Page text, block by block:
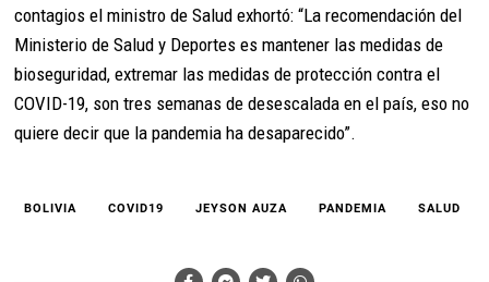
contagios el ministro de Salud exhortó: “La recomendación del
Ministerio de Salud y Deportes es mantener las medidas de
bioseguridad, extremar las medidas de protección contra el
COVID-19, son tres semanas de desescalada en el país, eso no
quiere decir que la pandemia ha desaparecido”.
BOLIVIA COVID19 JEYSON AUZA PANDEMIA SALUD